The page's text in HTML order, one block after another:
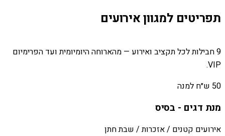
תפריטים למגוון אירועים
9 חבילות לכל תקציב ואירוע — מהארוחה היומיומית ועד הפרימיום
VIP.
50 ש״ח למנה
מנת דגים - בסיס
אירועים קטנים / אזכרות / שבת חתן